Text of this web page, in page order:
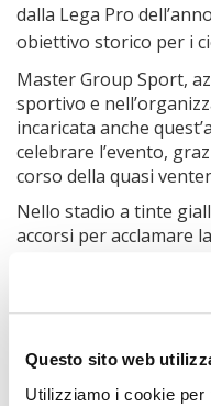
Questo sito web
Utilizziamo i cookie per
dalla Lega Pro
obiettivo storico per i
Master Group Sport,
sportivo e
incaricata anche
celebrare l’evento,
corso della quasi
Nello stadio a tinte
accorsi per acclamare
frusinate, la
all’occhiello della
permesso il